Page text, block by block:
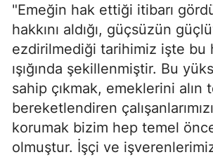
"Emeğin hak ettiği itibarı
hakkını aldığı, güçsüzün
ezdirilmediği tarihimiz işte bu
ışığında şekillenmiştir. Bu
sahip çıkmak, emeklerini alın
bereketlendiren
korumak bizim hep temel
olmuştur. İşçi ve